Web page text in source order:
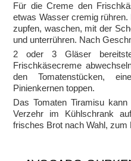
Für die Creme den
etwas Wasser cremig
zupfen, waschen, mit der
und unterrühren. Nach
2 oder 3 Gläser
Frischkäsecreme
den Tomatenstücken,
Pinienkernen toppen.
Das Tomaten Tiramisu
Verzehr im Kühlschrank
frisches Brot nach Wahl, zum